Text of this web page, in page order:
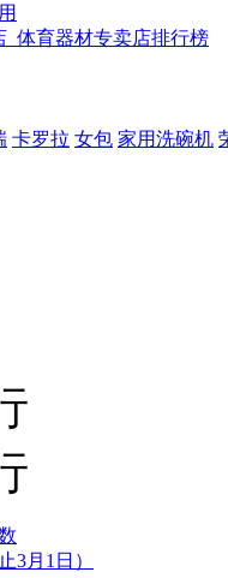
体育器材专卖店排行榜
卡罗拉 女包 家用洗碗机
3月1日）